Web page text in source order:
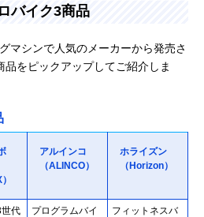
バイク3商品
マシンで人気のメーカーから発売さ
をピックアップしてご紹介しま
アルインコ
（ALINCO）
ホライズン
（Horizon）
世代
プログラムバイ
フィットネスバ